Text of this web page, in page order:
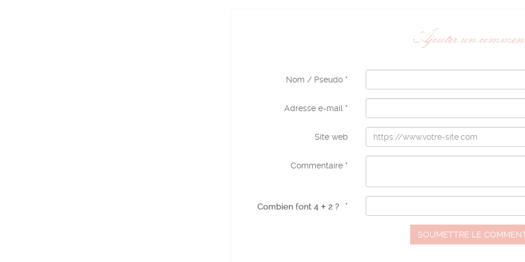
Ajouter un
Nom / Pseudo *
Adresse e-mail *
Site web
Commentaire *
*
SOUMETTRE LE